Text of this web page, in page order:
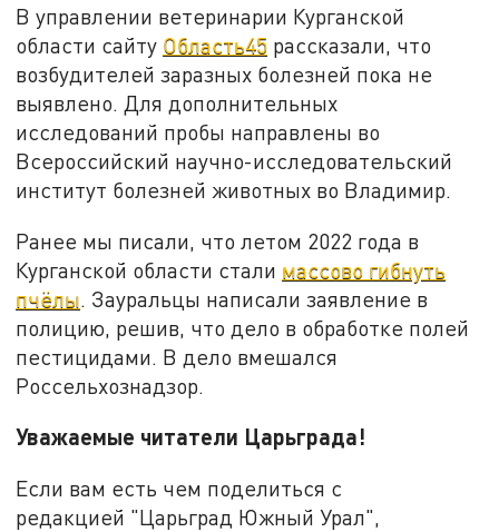
В управлении ветеринарии Курганской
области сайту Область45 рассказали, что
возбудителей заразных болезней пока не
выявлено. Для дополнительных
исследований пробы направлены во
Всероссийский научно-исследовательский
институт болезней животных во Владимир.
Ранее мы писали, что летом 2022 года в
Курганской области стали массово гибнуть
пчёлы. Зауральцы написали заявление в
полицию, решив, что дело в обработке полей
пестицидами. В дело вмешался
Россельхознадзор.
Уважаемые читатели Царьграда!
Если вам есть чем поделиться с
редакцией "Царьград Южный Урал",